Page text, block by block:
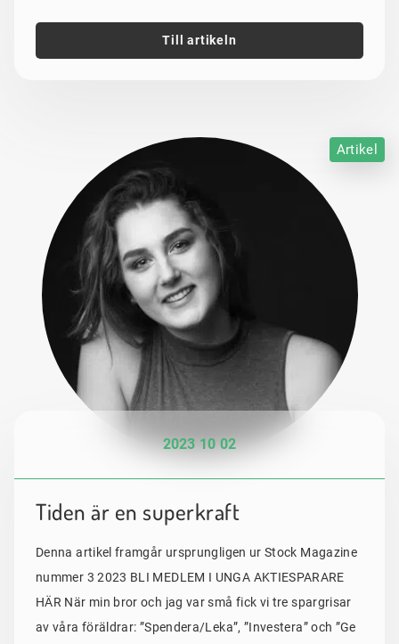
Till artikeln
Artikel
2023 10 02
Tiden är en superkraft
Denna artikel framgår ursprungligen ur Stock Magazine
nummer 3 2023 BLI MEDLEM I UNGA AKTIESPARARE
HÄR När min bror och jag var små fick vi tre spargrisar
av våra föräldrar: ”Spendera/Leka”, ”Investera” och ”Ge